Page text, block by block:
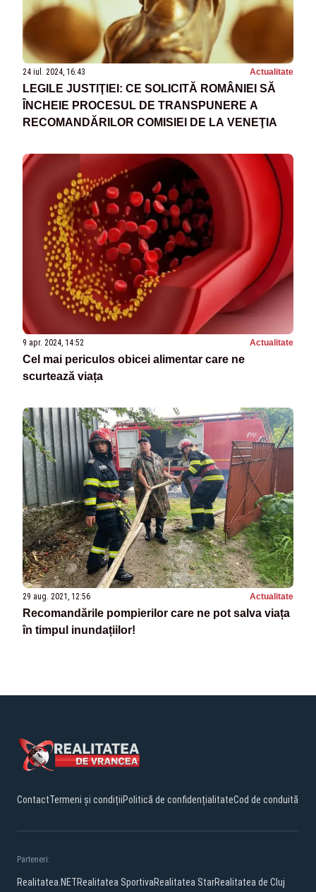
24 iul. 2024, 16:43 Actualitate
LEGILE JUSTIŢIEI: CE SOLICITĂ ROMÂNIEI SĂ
ÎNCHEIE PROCESUL DE TRANSPUNERE A
RECOMANDĂRILOR COMISIEI DE LA VENEŢIA
9 apr. 2024, 14:52 Actualitate
Cel mai periculos obicei alimentar care ne
scurtează viața
29 aug. 2021, 12:56 Actualitate
Recomandările pompierilor care ne pot salva viața
în timpul inundațiilor!
ContactTermeni și condițiiPolitică de confidențialitateCod de conduită
Parteneri:
Realitatea.NETRealitatea SportivaRealitatea StarRealitatea de Cluj